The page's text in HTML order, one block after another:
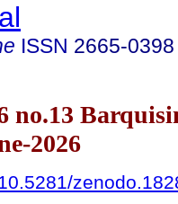
ISSN 2665-0398
no.13
2026